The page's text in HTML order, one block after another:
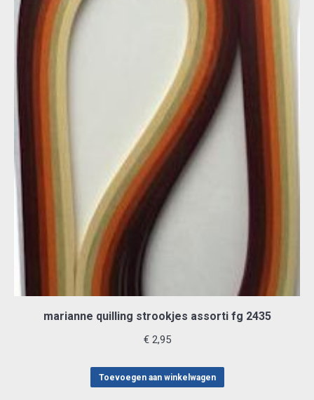
marianne quilling strookjes assorti fg 2435
€2,95
Toevoegen aan winkelwagen